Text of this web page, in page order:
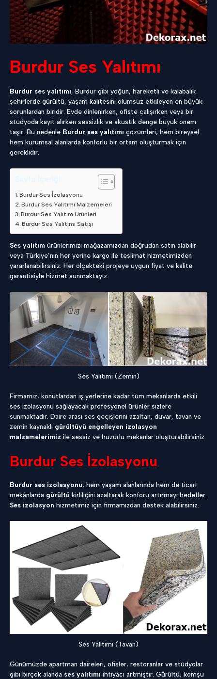
Burdur Ses Yalıtımı
Burdur ses yalıtımı, Burdur gibi yoğun, hareketli ve kalabalık
şehirlerde gürültü, yaşam kalitesini olumsuz etkileyen en büyük
sorunlardan biridir. Evde dinlenirken, ofiste çalışırken veya bir
stüdyoda kayıt alırken sessizlik ve akustik denge büyük önem
taşır. Bu nedenle Burdur ses yalıtımı çözümleri, hem bireysel
hem kurumsal alanlarda konforlu bir ortam oluşturmak için
gereklidir.
Burdur Ses İzolasyonu
Burdur Ses Yalıtımı Malzemeleri
Burdur Ses Yalıtım Ürünleri
Burdur Ses Yalıtımı Satışı
Ses yalıtım ürünlerimizi mağazamızdan doğrudan satın alabilir
veya Türkiye’nin her yerine kargo ile teslimat hizmetimizden
yararlanabilirsiniz. Her ölçekteki projeye uygun fiyat ve kalite
garantisiyle hizmet sunmaktayız.
Ses Yalıtımı (Zemin)
Firmamız, konutlardan iş yerlerine kadar tüm mekanlarda etkili
ses izolasyonu sağlayacak profesyonel ürünler sizlere
sunmaktadır. Daire arası ses geçişlerini azaltan, duvar, tavan ve
zemin kaynaklı gürültüyü engelleyen izolasyon
malzemelerimiz ile sessiz ve huzurlu mekanlar oluşturabilirsiniz.
Burdur Ses İzolasyonu
Burdur ses izolasyonu, hem yaşam alanlarında hem de ticari
mekânlarda gürültü kirliliğini azaltarak konforu artırmayı hedefler.
Ses izolasyon hizmetimiz için firmamızdan destek alabilirsiniz.
Ses Yalıtımı (Tavan)
Günümüzde apartman daireleri, ofisler, restoranlar ve stüdyolar
gibi birçok alanda ses yalıtımı ihtiyacı artmıştır. Gürültü; komşu